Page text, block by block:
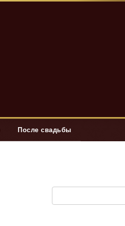
После свадьбы